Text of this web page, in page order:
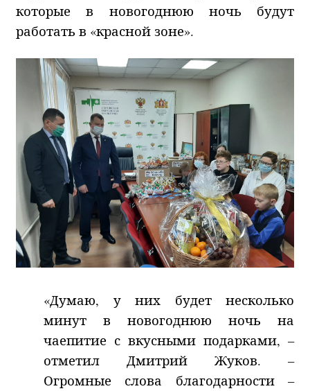
которые в новогоднюю ночь будут
работать в «красной зоне».
«Думаю, у них будет несколько
минут в новогоднюю ночь на
чаепитие с вкусными подарками, –
отметил Дмитрий Жуков. –
Огромные слова благодарности –